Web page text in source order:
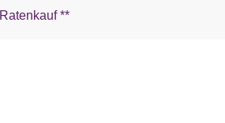
Ratenkauf **